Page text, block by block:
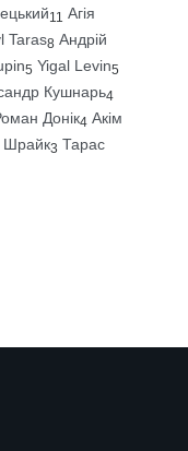
11 Агія
Taras8 Андрій
5 Yigal Levin5
Кушнарь4
Донік4 Акім
Шрайк3 Тарас